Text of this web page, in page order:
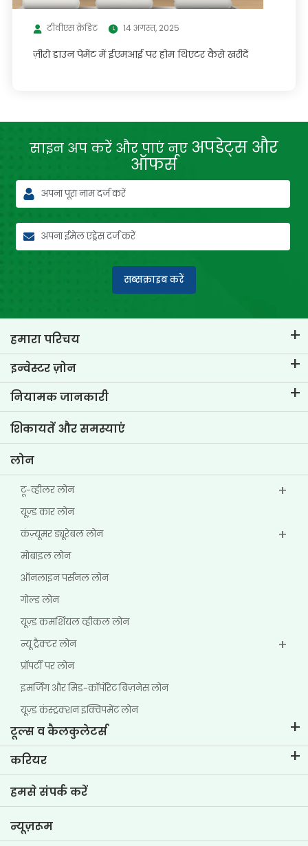
टीवीएस क्रेडिट 14 अगस्त, 2025
ज़ीरो डाउन पेमेंट में ईएमआई पर होम थिएटर कैसे खरीदें
साइन अप करें और पाएं नए अपडेट्स और
ऑफर्स
सब्सक्राइब करें
हमारा परिचय
टीवीएस क्रेडिट का परिचय
हमारे ब्रांड के बारे में जानें
मुख्य प्रोफाइल्स
इन्वेस्टर ज़ोन
कॉर्पोरेट गवर्नेंस
इन्वेस्टर संबंधी जानकारी
नियामक जानकारी
पॉलिसी
अन्य डिस्क्लोज़र
शिकायतें और समस्याएं
लोन
टू-व्हीलर लोन
यूज्‍़ड कार लोन
कंज़्यूमर ड्यूरेबल लोन
मोबाइल लोन
ऑनलाइन पर्सनल लोन
गोल्ड लोन
यूज़्ड कमर्शियल व्हीकल लोन
न्यू ट्रैक्टर लोन
प्रॉपर्टी पर लोन
इमर्जिंग और मिड-कॉर्पोरेट बिज़नेस लोन
यूज़्ड कंस्ट्रक्शन इक्विपमेंट लोन
टूल्स व कैलकुलेटर्स
ईएमआई कैलकुलेटर
टू-व्हीलर लोन ईएमआई कैलकुलेटर
कार वैल्यूएशन टूल
करियर
टीवीएस क्रेडिट में जीवन
वर्तमान रिक्तियां
हमसे संपर्क करें
न्यूज़रूम